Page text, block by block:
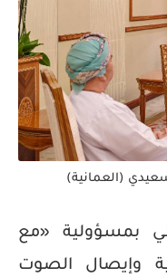
(العمانية)
بمسؤولية «مع
وإيصال الصوت